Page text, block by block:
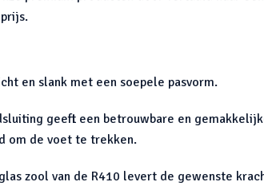
en slank met een soepele pasvorm.
geeft een betrouwbare en
om de voet te trekken.
zool van de R410 levert de gewenste